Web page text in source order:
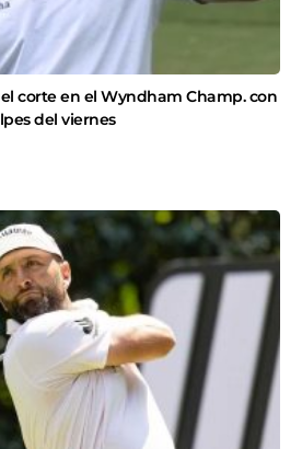
corte en el Wyndham Champ. con
del viernes